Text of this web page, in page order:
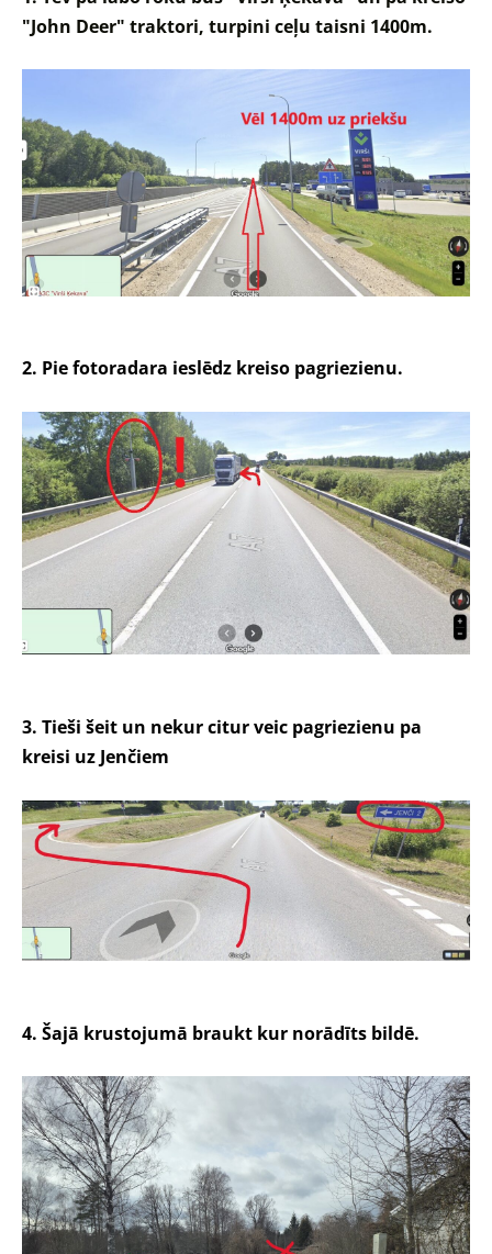
"John Deer" traktori, turpini ceļu taisni 1400m.
2. Pie fotoradara ieslēdz kreiso pagriezienu.
3. Tieši šeit un nekur citur veic pagriezienu pa
kreisi uz Jenčiem
4. Šajā krustojumā braukt kur norādīts bildē.